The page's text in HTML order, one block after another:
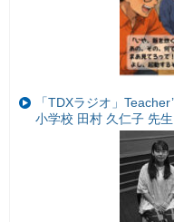
「TDXラジオ」
小学校 田村 久仁子 先